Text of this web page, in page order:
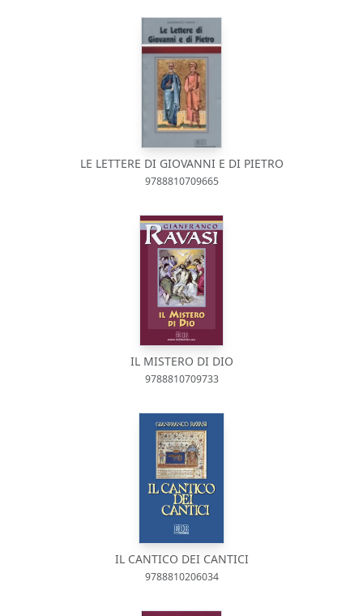
LE LETTERE DI GIOVANNI E DI PIETRO
9788810709665
IL MISTERO DI DIO
9788810709733
IL CANTICO DEI CANTICI
9788810206034